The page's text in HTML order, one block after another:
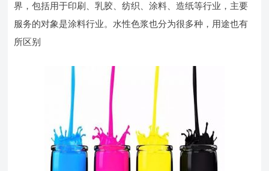
界，包括用于印刷、乳胶、纺织、涂料、造纸等行业，主要
服务的对象是涂料行业。水性色浆也分为很多种，用途也有
所区别